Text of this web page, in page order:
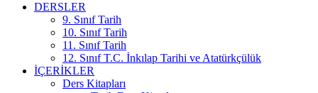
DERSLER
9. Sınıf Tarih
10. Sınıf Tarih
11. Sınıf Tarih
12. Sınıf T.C. İnkılap Tarihi ve Atatürkçülük
İÇERIKLER
Ders Kitapları